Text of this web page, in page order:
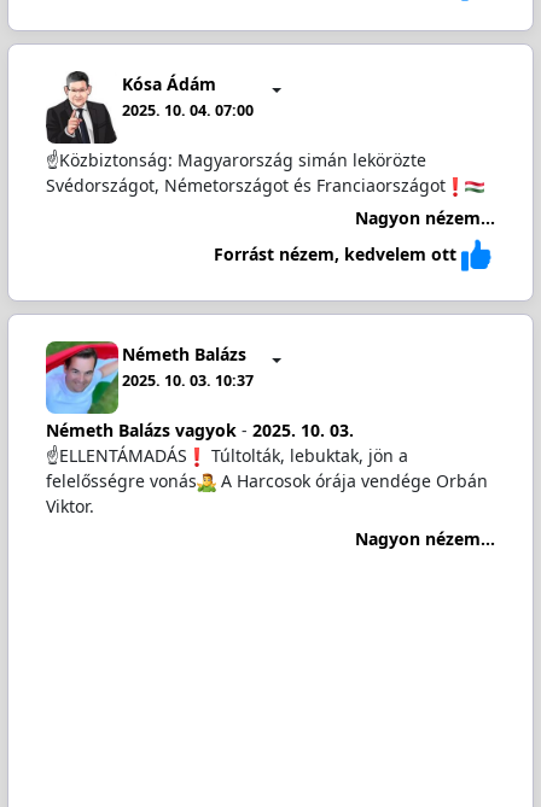
Kósa Ádám
2025. 10. 04. 07:00
☝️Közbiztonság: Magyarország simán lekörözte
Svédországot, Németországot és Franciaországot
Nagyon nézem...
Forrást nézem, kedvelem ott
Németh Balázs
2025. 10. 03. 10:37
Németh Balázs vagyok- 2025. 10. 03.
☝️ELLENTÁMADÁS
️ Túltolták, lebuktak, jön a
felelősségre vonás
️ A Harcosok órája vendége Orbán
Viktor.
Nagyon nézem...